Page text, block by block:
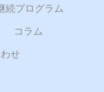
続プログラム
コラム
せ